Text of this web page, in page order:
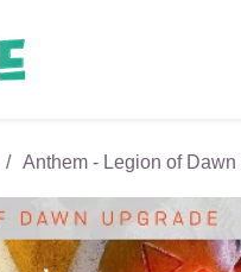
Anthem - Legion of